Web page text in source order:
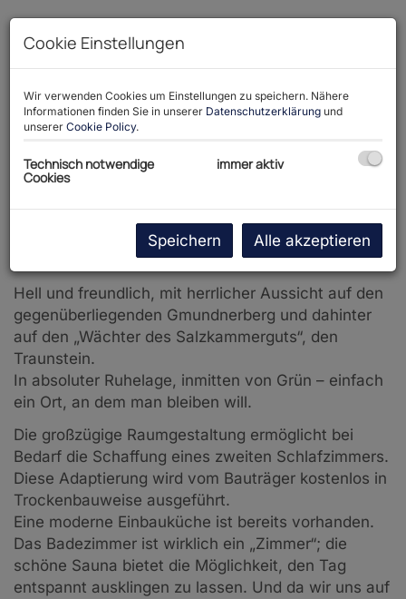
Hell und freundlich, mit herrlicher Aussicht auf den
gegenüberliegenden Gmundnerberg und dahinter
auf den „Wächter des Salzkammerguts“, den
Traunstein.
In absoluter Ruhelage, inmitten von Grün – einfach
ein Ort, an dem man bleiben will.
Die großzügige Raumgestaltung ermöglicht bei
Bedarf die Schaffung eines zweiten Schlafzimmers.
Diese Adaptierung wird vom Bauträger kostenlos in
Trockenbauweise ausgeführt.
Eine moderne Einbauküche ist bereits vorhanden.
Das Badezimmer ist wirklich ein „Zimmer“; die
schöne Sauna bietet die Möglichkeit, den Tag
entspannt ausklingen zu lassen. Und da wir uns auf
Cookie Einstellungen
Wir verwenden Cookies um Einstellungen zu speichern. Nähere
Informationen finden Sie in unserer Datenschutzerklärung und
unserer Cookie Policy.
Technisch notwendige
Cookies
immer aktiv
Speichern Alle akzeptieren